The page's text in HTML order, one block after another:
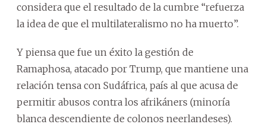
considera que el resultado de la cumbre “refuerza
la idea de que el multilateralismo no ha muerto”.
Y piensa que fue un éxito la gestión de
Ramaphosa, atacado por Trump, que mantiene una
relación tensa con Sudáfrica, país al que acusa de
permitir abusos contra los afrikáners (minoría
blanca descendiente de colonos neerlandeses).